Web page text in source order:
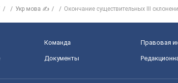
Укр мова ✍ Окончание существительных ІІІ
Команда Правовая
Документы